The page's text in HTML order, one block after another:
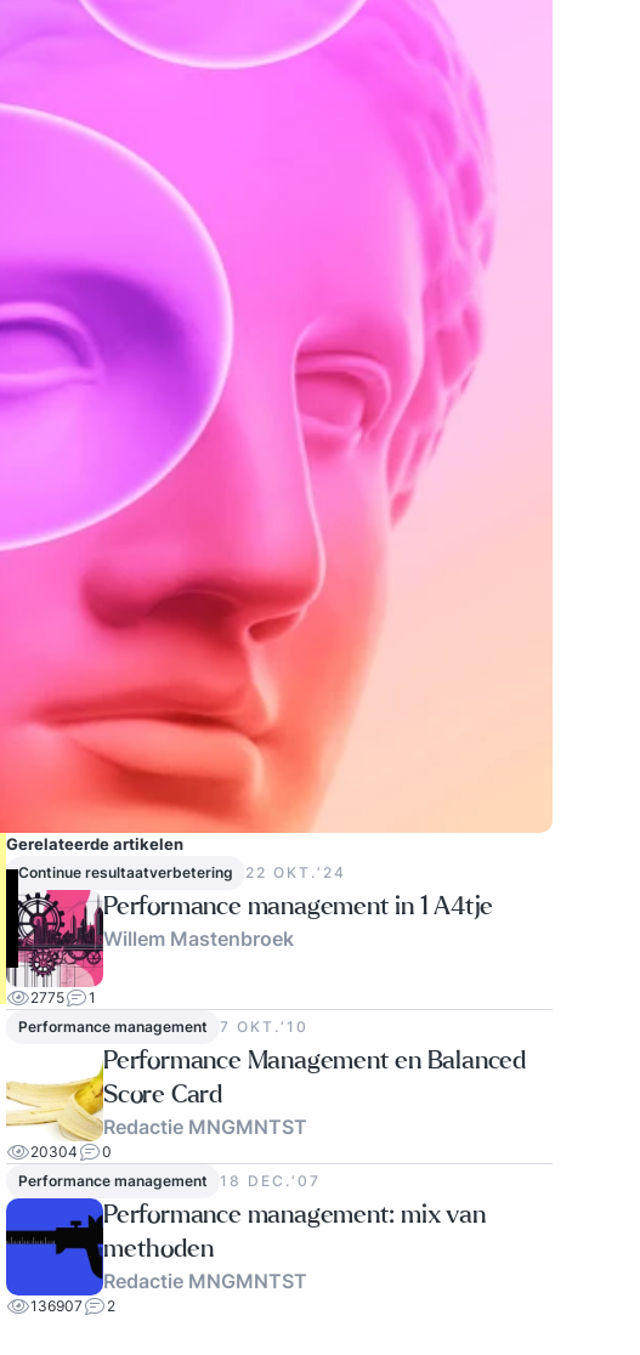
Gerelateerde artikelen
Continue resultaatverbetering 22 OKT.‘24
Performance management in 1 A4tje
Willem Mastenbroek
2775
1
Performance management
7 OKT.‘10
Performance Management en Balanced
Score Card
Redactie MNGMNTST
20304
0
Performance management
18 DEC.‘07
Performance management: mix van
methoden
Redactie MNGMNTST
136907 2